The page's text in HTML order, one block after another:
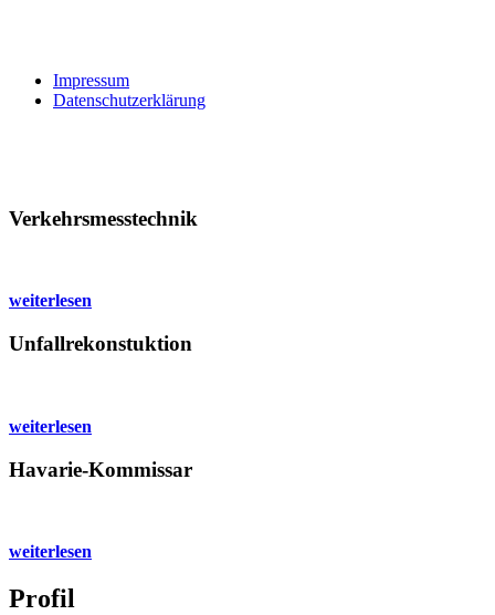
Impressum
Datenschutzerklärung
Verkehrsmesstechnik
weiterlesen
Unfallrekonstuktion
weiterlesen
Havarie-Kommissar
weiterlesen
Profil